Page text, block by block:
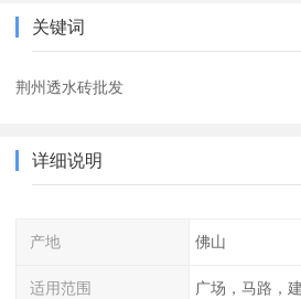
关键词
荆州透水砖批发
详细说明
产地 佛山
适用范围 广场，马路，